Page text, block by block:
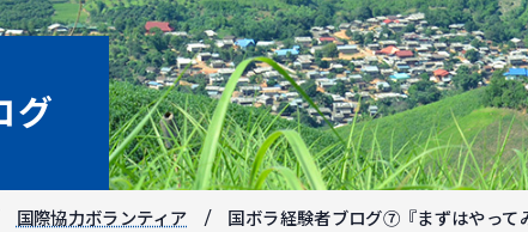
グ
国際協力ボランティア 国ボラ経験者ブログ⑦『まずはやって